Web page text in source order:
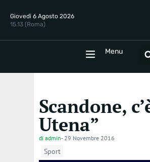
Giovedì 6 Agosto 2026
15.13 (Roma)
Menu
Home
Scandone,
Utena”
di admin- 29 Novembre 2016
Sport